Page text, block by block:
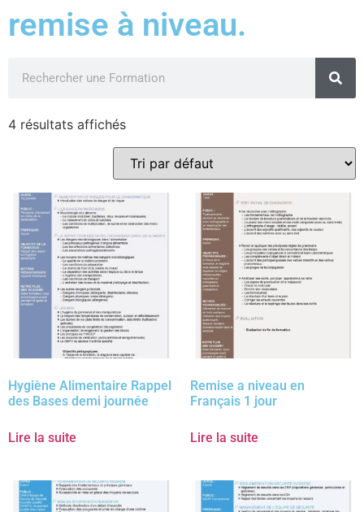
remise à niveau.
4 résultats affichés
Hygiène Alimentaire Rappel
des Bases demi journée
Lire la suite
Remise a niveau en
Français 1 jour
Lire la suite